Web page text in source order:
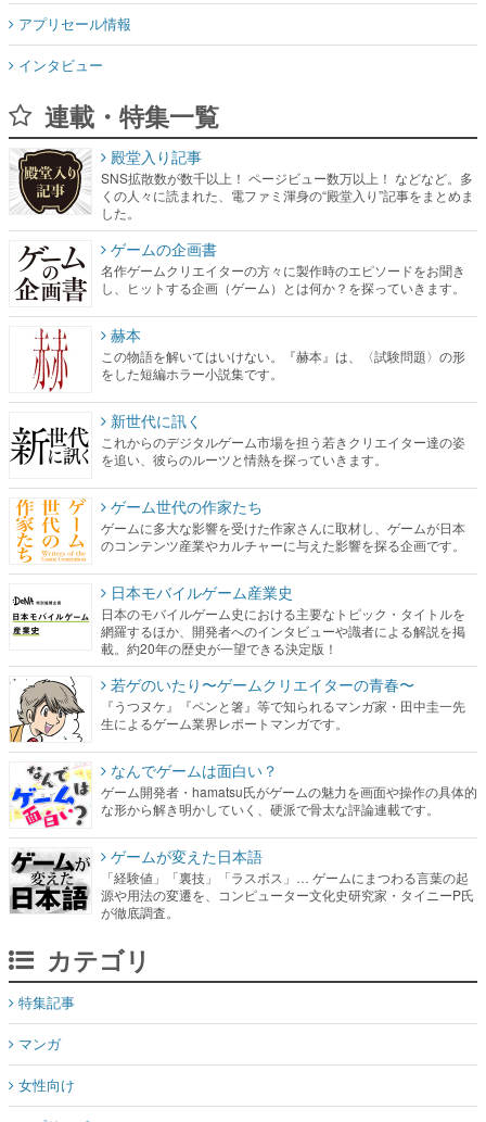
アプリセール情報
インタビュー
連載・特集一覧
殿堂入り記事
SNS拡散数が数千以上！ ページビュー数万以上！ などなど。多
くの人々に読まれた、電ファミ渾身の“殿堂入り”記事をまとめま
した。
ゲームの企画書
名作ゲームクリエイターの方々に製作時のエピソードをお聞き
し、ヒットする企画（ゲーム）とは何か？を探っていきます。
赫本
この物語を解いてはいけない。『赫本』は、〈試験問題〉の形
をした短編ホラー小説集です。
新世代に訊く
これからのデジタルゲーム市場を担う若きクリエイター達の姿
を追い、彼らのルーツと情熱を探っていきます。
ゲーム世代の作家たち
ゲームに多大な影響を受けた作家さんに取材し、ゲームが日本
のコンテンツ産業やカルチャーに与えた影響を探る企画です。
日本モバイルゲーム産業史
日本のモバイルゲーム史における主要なトピック・タイトルを
網羅するほか、開発者へのインタビューや識者による解説を掲
載。約20年の歴史が一望できる決定版！
若ゲのいたり〜ゲームクリエイターの青春〜
『うつヌケ』『ペンと箸』等で知られるマンガ家・田中圭一先
生によるゲーム業界レポートマンガです。
なんでゲームは面白い？
ゲーム開発者・hamatsu氏がゲームの魅力を画面や操作の具体的
な形から解き明かしていく、硬派で骨太な評論連載です。
ゲームが変えた日本語
「経験値」「裏技」「ラスボス」… ゲームにまつわる言葉の起
源や用法の変遷を、コンピューター文化史研究家・タイニーP氏
が徹底調査。
カテゴリ
特集記事
マンガ
女性向け